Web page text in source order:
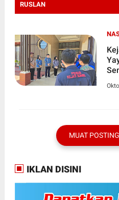
RUSLAN
MUAT
IKLAN DISINI